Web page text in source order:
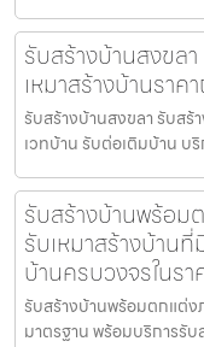
รับสร้างบ้านสงขล
เหมาสร้างบ้านราค
รับสร้างบ้านสงขลา รับสร้
เวทบ้าน รับต่อเติมบ้าน บ
รับสร้างบ้านพร้อม
รับเหมาสร้างบ้าน
บ้านครบวงจรในร
รับสร้างบ้านพร้อมตกแต่ง
มาตรฐาน พร้อมบริการรั